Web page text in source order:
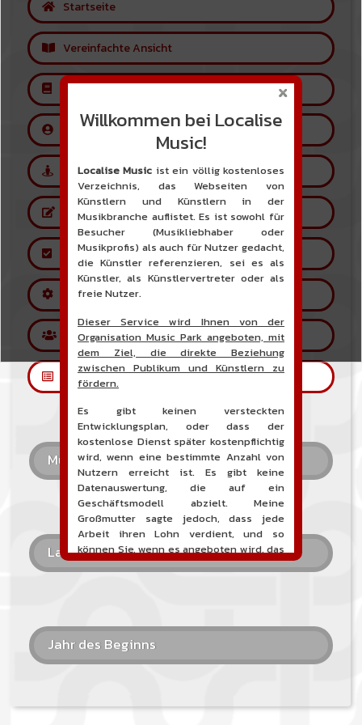
Startseite
Vereinfachte Ansicht
Glossar
Ein Konto für Freie Nutzer erstellen
Ein Künstlerkonto erstellen
Einen Künstler empfehlen
Bestätigung des Künstlerkontos
Funktionsweise der Seite
Foren
Les petites annonces
Musikalischer Stil
Land
Jahr des Beginns
Willkommen bei Localise
Music!
Localise Music ist ein völlig kostenloses
Verzeichnis, das Webseiten von
Künstlern und Künstlern in der
Musikbranche auflistet. Es ist sowohl für
Besucher (Musikliebhaber oder
Musikprofis) als auch für Nutzer gedacht,
die Künstler referenzieren, sei es als
Künstler, als Künstlervertreter oder als
freie Nutzer.
Dieser Service wird Ihnen von der
Organisation Music Park angeboten, mit
dem Ziel, die direkte Beziehung
zwischen Publikum und Künstlern zu
fördern.
Es gibt keinen versteckten
Entwicklungsplan, oder dass der
kostenlose Dienst später kostenpflichtig
wird, wenn eine bestimmte Anzahl von
Nutzern erreicht ist. Es gibt keine
Datenauswertung, die auf ein
Geschäftsmodell abzielt. Meine
Großmutter sagte jedoch, dass jede
Arbeit ihren Lohn verdient, und so
können Sie, wenn es angeboten wird, das
Projekt finanziell unterstützen, indem
Website und vielleicht eine
Kommunikationskampagne finanzieren.
einsehbar sein wird.